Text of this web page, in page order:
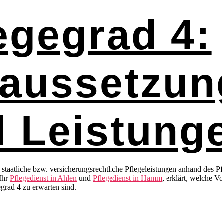
4:
bzw. versicherungsrechtliche Pflegeleistungen anhand des
Pflegedienst in Ahlen und Pflegedienst in Hamm, erklärt, welche
4 zu erwarten sind.